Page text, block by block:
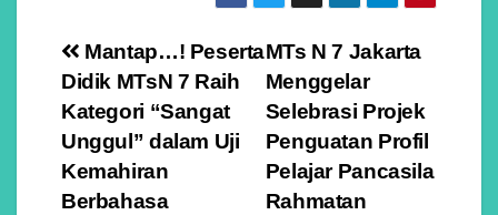
Navigasi
pos
MTs N 7 Jakarta
Menggelar
Selebrasi Projek
Penguatan Profil
Pelajar Pancasila
Rahmatan
Mantap…! Peserta
Didik MTsN 7 Raih
Kategori “Sangat
Unggul” dalam Uji
Kemahiran
Berbahasa